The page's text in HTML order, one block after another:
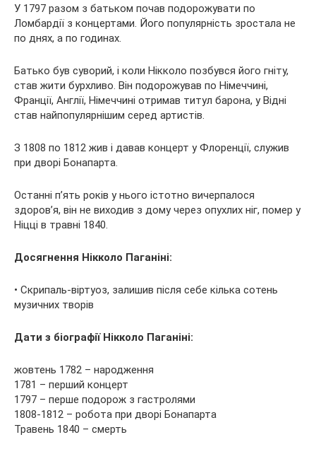
У 1797 разом з батьком почав подорожувати по
Ломбардії з концертами. Його популярність зростала не
по днях, а по годинах.
Батько був суворий, і коли Нікколо позбувся його гніту,
став жити бурхливо. Він подорожував по Німеччині,
Франції, Англії, Німеччині отримав титул барона, у Відні
став найпопулярнішим серед артистів.
З 1808 по 1812 жив і давав концерт у Флоренції, служив
при дворі Бонапарта.
Останні п’ять років у нього істотно вичерпалося
здоров’я, він не виходив з дому через опухлих ніг, помер у
Ніцці в травні 1840.
Досягнення Нікколо Паганіні:
• Скрипаль-віртуоз, залишив після себе кілька сотень
музичних творів
Дати з біографії Нікколо Паганіні:
жовтень 1782 – народження
1781 – перший концерт
1797 – перше подорож з гастролями
1808-1812 – робота при дворі Бонапарта
Травень 1840 – смерть